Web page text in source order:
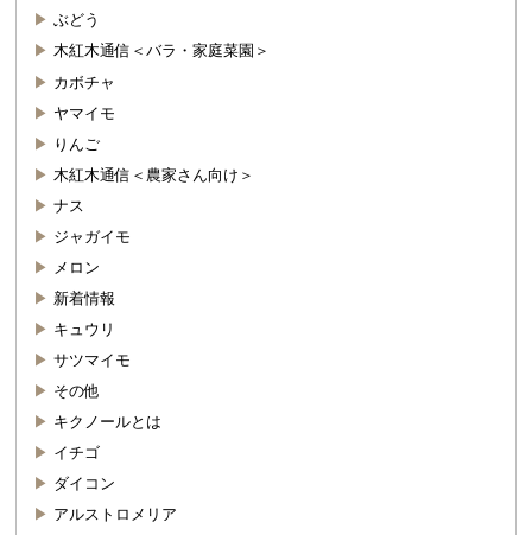
ぶどう
木紅木通信＜バラ・家庭菜園＞
カボチャ
ヤマイモ
りんご
木紅木通信＜農家さん向け＞
ナス
ジャガイモ
メロン
新着情報
キュウリ
サツマイモ
その他
キクノールとは
イチゴ
ダイコン
アルストロメリア